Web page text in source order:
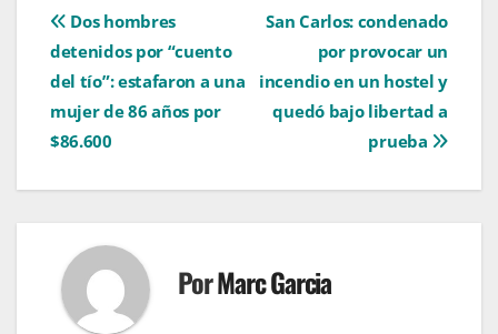
Navegación
de
entradas
San Carlos: condenado
por provocar un
incendio en un hostel y
quedó bajo libertad a
prueba
Dos hombres
detenidos por “cuento
del tío”: estafaron a una
mujer de 86 años por
$86.600
PorMarc Garcia